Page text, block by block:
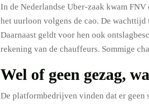
In de Nederlandse Uber-zaak kwam
het uurloon volgens de cao. De wachttijd
Daarnaast geldt voor hen ook
rekening van de chauffeurs. Sommige
Wel of geen gezag,
De platformbedrijven vinden dat er geen